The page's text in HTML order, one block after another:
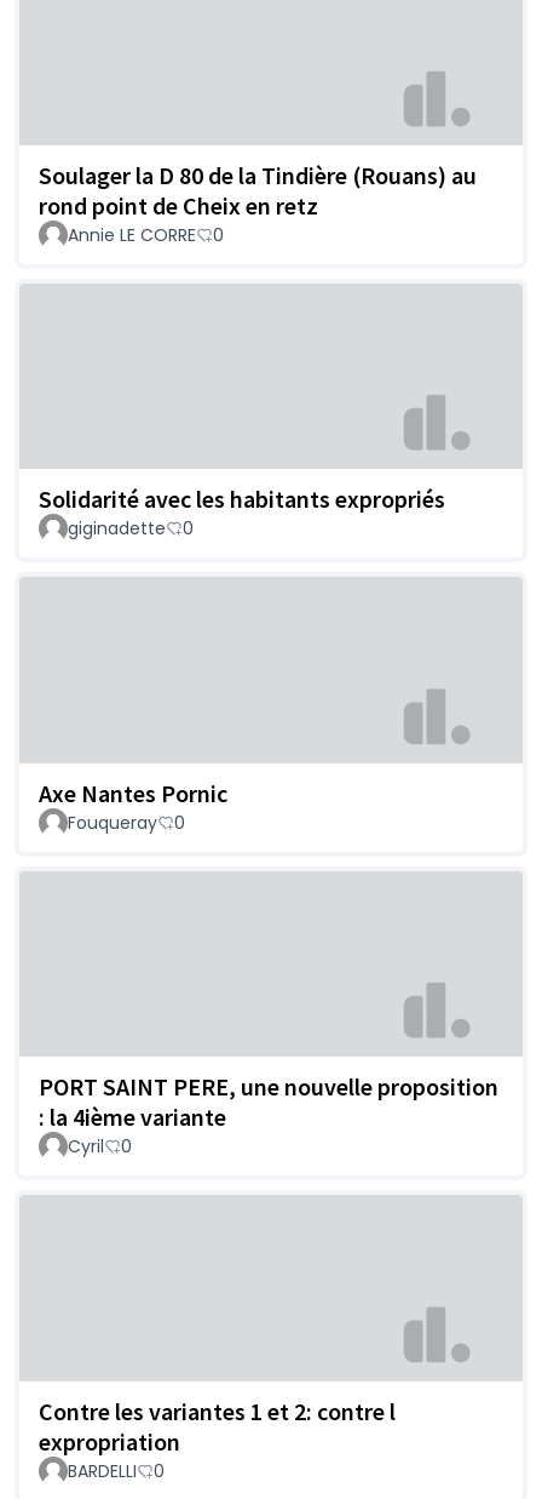
Soulager la D 80 de la Tindière (Rouans) au
rond point de Cheix en retz
Annie LE CORRE 0
Solidarité avec les habitants expropriés
giginadette 0
Axe Nantes Pornic
Fouqueray 0
PORT SAINT PERE, une nouvelle proposition
: la 4ième variante
Cyril 0
Contre les variantes 1 et 2: contre l
expropriation
BARDELLI 0